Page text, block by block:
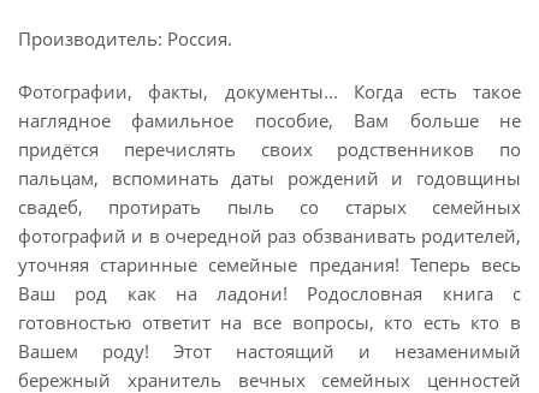
Производитель: Россия.
Фотографии, факты, документы... Когда есть такое
наглядное фамильное пособие, Вам больше не
придётся перечислять своих родственников по
пальцам, вспоминать даты рождений и годовщины
свадеб, протирать пыль со старых семейных
фотографий и в очередной раз обзванивать родителей,
уточняя старинные семейные предания! Теперь весь
Ваш род как на ладони! Родословная книга с
готовностью ответит на все вопросы, кто есть кто в
Вашем роду! Этот настоящий и незаменимый
бережный хранитель вечных семейных ценностей